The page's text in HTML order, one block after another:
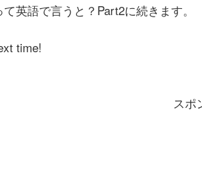
て英語で言うと？Part2に続きます。
time!
スポ